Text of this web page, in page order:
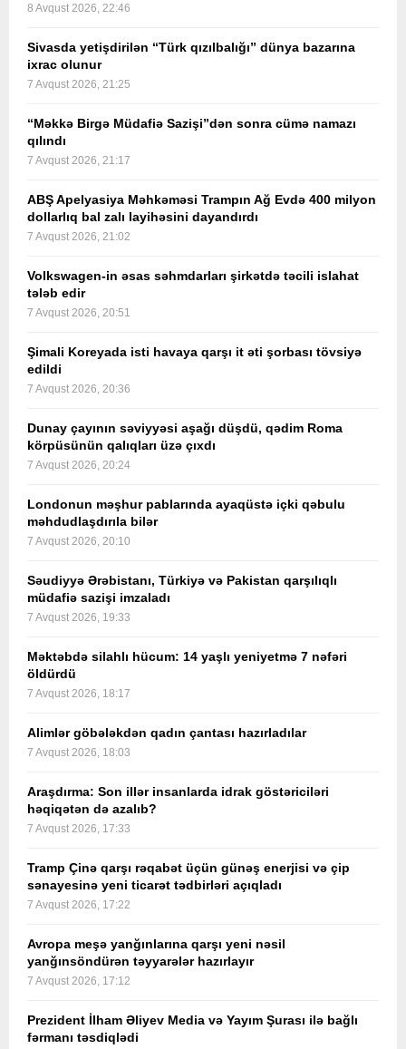
8 Avqust 2026, 22:46
Sivasda yetişdirilən “Türk qızılbalığı” dünya bazarına
ixrac olunur
7 Avqust 2026, 21:25
“Məkkə Birgə Müdafiə Sazişi”dən sonra cümə namazı
qılındı
7 Avqust 2026, 21:17
ABŞ Apelyasiya Məhkəməsi Trampın Ağ Evdə 400 milyon
dollarlıq bal zalı layihəsini dayandırdı
7 Avqust 2026, 21:02
Volkswagen-in əsas səhmdarları şirkətdə təcili islahat
tələb edir
7 Avqust 2026, 20:51
Şimali Koreyada isti havaya qarşı it əti şorbası tövsiyə
edildi
7 Avqust 2026, 20:36
Dunay çayının səviyyəsi aşağı düşdü, qədim Roma
körpüsünün qalıqları üzə çıxdı
7 Avqust 2026, 20:24
Londonun məşhur pablarında ayaqüstə içki qəbulu
məhdudlaşdırıla bilər
7 Avqust 2026, 20:10
Səudiyyə Ərəbistanı, Türkiyə və Pakistan qarşılıqlı
müdafiə sazişi imzaladı
7 Avqust 2026, 19:33
Məktəbdə silahlı hücum: 14 yaşlı yeniyetmə 7 nəfəri
öldürdü
7 Avqust 2026, 18:17
Alimlər göbələkdən qadın çantası hazırladılar
7 Avqust 2026, 18:03
Araşdırma: Son illər insanlarda idrak göstəriciləri
həqiqətən də azalıb?
7 Avqust 2026, 17:33
Tramp Çinə qarşı rəqabət üçün günəş enerjisi və çip
sənayesinə yeni ticarət tədbirləri açıqladı
7 Avqust 2026, 17:22
Avropa meşə yanğınlarına qarşı yeni nəsil
yanğınsöndürən təyyarələr hazırlayır
7 Avqust 2026, 17:12
Prezident İlham Əliyev Media və Yayım Şurası ilə bağlı
fərmanı təsdiqlədi